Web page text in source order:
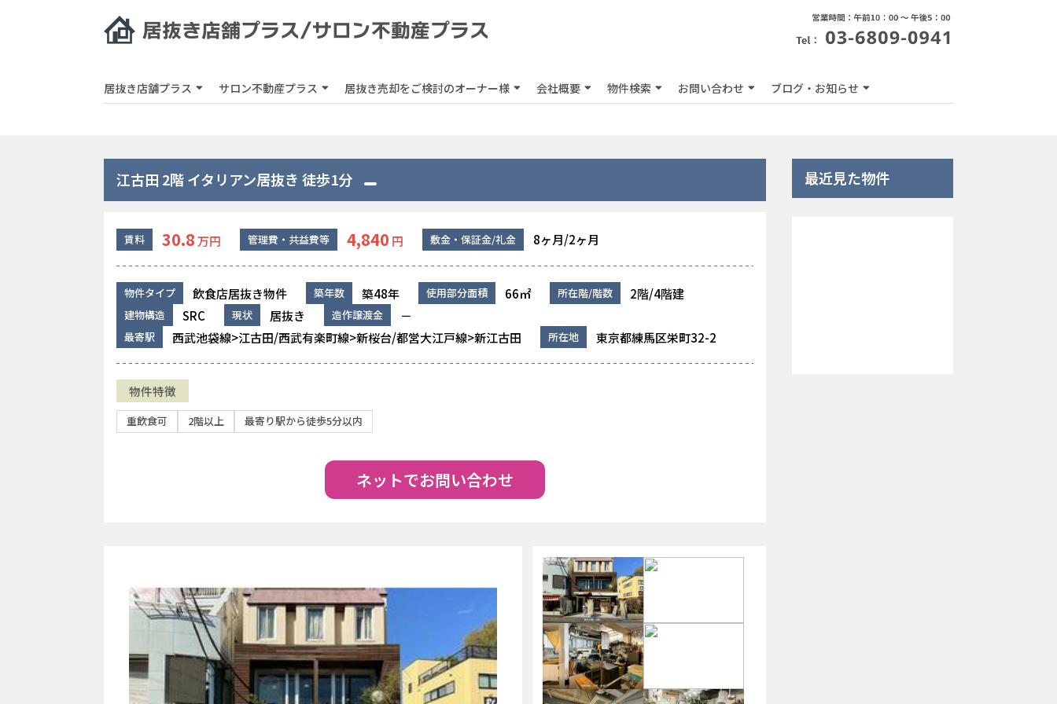
居抜き店舗プラス サロン不動産プラス 居抜き売却をご検討のオーナー様 会社概要 物件検索 お問い合わせ ブログ・お知らせ
江古田 2階 イタリアン居抜き 徒歩1分
賃料 30.8万円 管理費・共益費等 4,840 円 敷金・保証金/礼金 8ヶ月/2ヶ月
物件タイプ 飲食店居抜き物件 築年数 築48年 使用部分面積 66㎡ 所在階/階数 2階/4階建
建物構造 SRC 現状 居抜き 造作譲渡金 －
最寄駅 西武池袋線>江古田/西武有楽町線>新桜台/都営大江戸線>新江古田 所在地 東京都練馬区栄町32-2
物件特徴
重飲食可 2階以上 最寄り駅から徒歩5分以内
ネットでお問い合わせ
最近見た物件